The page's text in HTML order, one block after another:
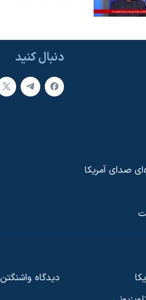
دنبال کنید
صدای آمریکا
دیدگاه‌ واشنگتن